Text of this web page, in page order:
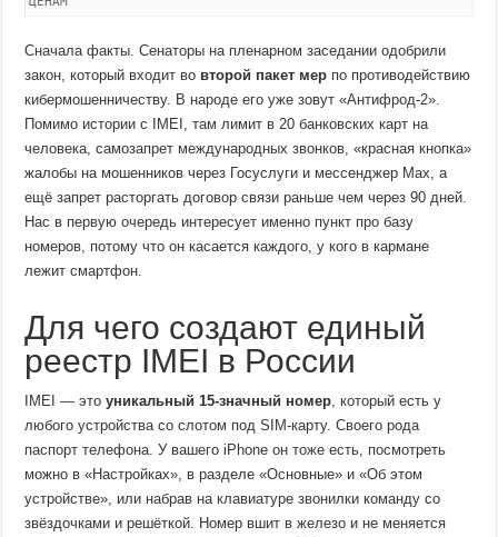
Сначала факты. Сенаторы на пленарном заседании одобрили
закон, который входит во второй пакет мер по противодействию
кибермошенничеству. В народе его уже зовут «Антифрод-2».
Помимо истории с IMEI, там лимит в 20 банковских карт на
человека, самозапрет международных звонков, «красная кнопка»
жалобы на мошенников через Госуслуги и мессенджер Мах, а
ещё запрет расторгать договор связи раньше чем через 90 дней.
Нас в первую очередь интересует именно пункт про базу
номеров, потому что он касается каждого, у кого в кармане
лежит смартфон.
Для чего создают единый
реестр IMEI в России
IMEI — этоуникальный 15-значный номер , который есть у
любого устройства со слотом под SIM-карту. Своего рода
паспорт телефона. У вашего iPhone он тоже есть, посмотреть
можно в «Настройках», в разделе «Основные» и «Об этом
устройстве», или набрав на клавиатуре звонилки команду со
звёздочками и решёткой. Номер вшит в железо и не меняется